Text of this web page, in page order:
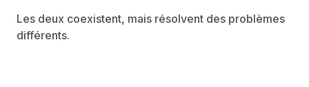
Les deux coexistent, mais résolvent des problèmes
différents.